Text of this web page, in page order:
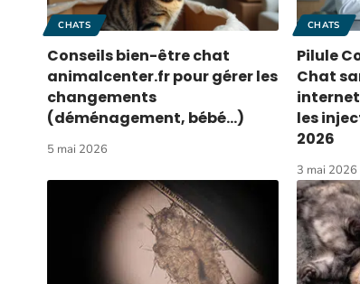
CHATS
Conseils bien-être chat
animalcenter.fr pour gérer les
changements
(déménagement, bébé…)
5 mai 2026
CHATS
Pilule
Chat
les
2026
3 mai 2026